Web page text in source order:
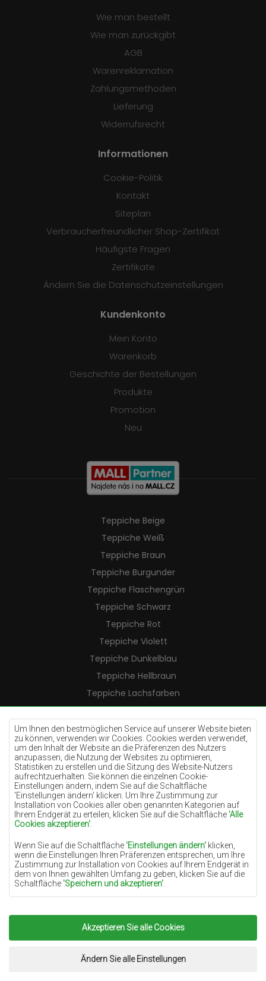
Um Ihnen den bestmöglichen Service auf unserer Website bieten
zu können, verwenden wir Cookies. Cookies werden verwendet,
um den Inhalt der Website an die Präferenzen des Nutzers
anzupassen, die Nutzung der Websites zu optimieren,
Statistiken zu erstellen und die Sitzung des Website-Nutzers
aufrechtzuerhalten. Sie können die einzelnen Cookie-
Einstellungen ändern, indem Sie auf die Schaltfläche
'Einstellungen ändern‘ klicken. Um Ihre Zustimmung zur
Installation von Cookies aller oben genannten Kategorien auf
Ihrem Endgerät zu erteilen, klicken Sie auf die Schaltfläche 'Alle
Cookies akzeptieren'
Wenn Sie auf die Schaltfläche 'Einstellungen ändern' klicken,
wenn die Einstellungen Ihren Präferenzen entsprechen, um Ihre
Zustimmung zur Installation von Cookies auf Ihrem Endgerät in
dem von Ihnen gewählten Umfang zu geben, klicken Sie auf die
Schaltfläche 'Speichern und akzeptieren'
Grundlage für die Verarbeitung das berechtigte Interesse des
Datenverwalters (TEPPICHECHEMEX) oder Dritter in Form der
Bereitstellung qualitativ hochwertiger Dienste auf unserer
Website und der Marketingaktivitäten des Datenverwalters und
seiner vertrauenswürdigen Partner.
Akzeptieren Sie alle Cookies
Ändern Sie alle Einstellungen
Wie man bestellt
Wie man zurückgibt
AGB
Warenreklamation
Zahlungsmethoden
Lieferung
Widerrufsrecht
Informationen
Cookie-Politik
Kontakt
Siteplan
Verbraucherfreundlicher Shop-Zertifikat
Häufigste Fragen
Zertifikate
Ändern Sie die Datenschutzeinstellungen
Kundenkonto
Mein Konto
Warenkorb
Geschichte der Bestellungen
Produkte
Promotion
Neu
Teppiche Beige
Teppiche Weiß
Teppiche Braun
Teppiche Burgunder
Teppiche Flaschengrün
Teppiche Schwarz
Teppiche Rot
Teppiche Violett
Teppiche Dunkelblau
Teppiche Hellbraun
Teppiche Lachsfarben
Teppiche Cremefarben
Teppiche Lilac
Teppiche Gelb
Teppiche Pfefferminz
Teppiche Blau
Teppiche Orange
Teppiche Rosa
Teppiche Terrakotte
Teppiche Grün
Teppiche Golden
Copyright 2022Teppiche Chemex.Alle Rechte
Umsetzung:www.dimax.pl